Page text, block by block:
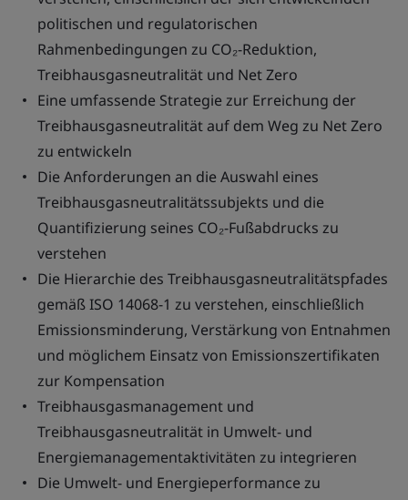
politischen und regulatorischen
Rahmenbedingungen zu CO₂-Reduktion,
Treibhausgasneutralität und Net Zero
Eine umfassende Strategie zur Erreichung der
Treibhausgasneutralität auf dem Weg zu Net Zero
zu entwickeln
Die Anforderungen an die Auswahl eines
Treibhausgasneutralitätssubjekts und die
Quantifizierung seines CO₂-Fußabdrucks zu
verstehen
Die Hierarchie des Treibhausgasneutralitätspfades
gemäß ISO 14068-1 zu verstehen, einschließlich
Emissionsminderung, Verstärkung von Entnahmen
und möglichem Einsatz von Emissionszertifikaten
zur Kompensation
Treibhausgasmanagement und
Treibhausgasneutralität in Umwelt- und
Energiemanagementaktivitäten zu integrieren
Die Umwelt- und Energieperformance zu